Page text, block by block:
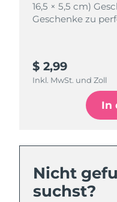
16,5 × 5,5 cm)
Geschenke zu
$ 2,99
Inkl. MwSt. und Zoll
In
16,5 × 5,5 cm)
Geschenke zu
$ 4,99
Inkl. MwSt. und Zoll
In
Nicht
suchst?